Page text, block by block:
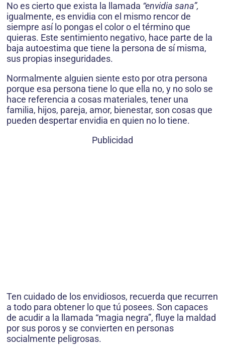
No es cierto que exista la llamada “envidia sana”,
igualmente, es envidia con el mismo rencor de
siempre así lo pongas el color o el término que
quieras. Este sentimiento negativo, hace parte de la
baja autoestima que tiene la persona de sí misma,
sus propias inseguridades.
Normalmente alguien siente esto por otra persona
porque esa persona tiene lo que ella no, y no solo se
hace referencia a cosas materiales, tener una
familia, hijos, pareja, amor, bienestar, son cosas que
pueden despertar envidia en quien no lo tiene.
Publicidad
Ten cuidado de los envidiosos, recuerda que recurren
a todo para obtener lo que tú posees. Son capaces
de acudir a la llamada “magia negra”, fluye la maldad
por sus poros y se convierten en personas
socialmente peligrosas.